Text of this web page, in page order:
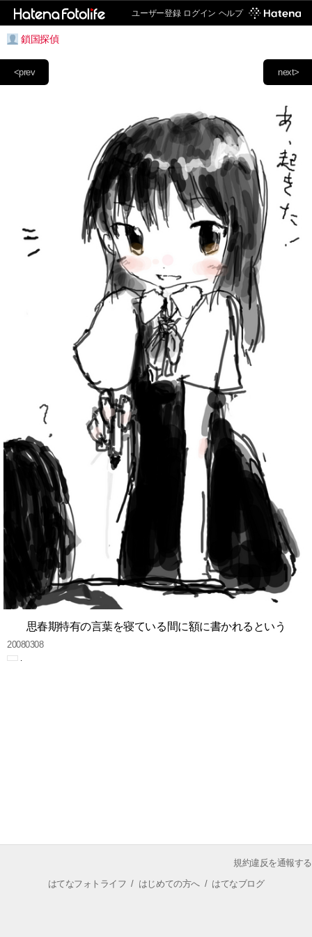
ユーザー登録 ログイン ヘルプ
鎖国探偵
next>
<prev
思春期特有の言葉を寝ている間に額に書かれるという
20080308
規約違反を通報する
はてなフォトライフ / はじめての方へ/ はてなブログ